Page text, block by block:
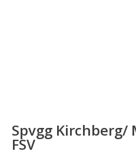
Spvgg Kirchberg/
FSV